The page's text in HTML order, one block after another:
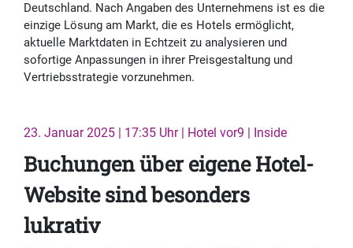
Deutschland. Nach Angaben des Unternehmens ist es die
einzige Lösung am Markt, die es Hotels ermöglicht,
aktuelle Marktdaten in Echtzeit zu analysieren und
sofortige Anpassungen in ihrer Preisgestaltung und
Vertriebsstrategie vorzunehmen.
23. Januar 2025 | 17:35 Uhr | Hotel vor9 | Inside
Buchungen über eigene Hotel-
Website sind besonders
lukrativ